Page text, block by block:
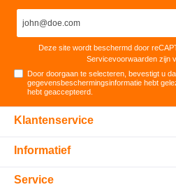
Deze site wordt beschermd door
Servicevoorwaarden zijn
Door doorgaan te selecteren, bevestigt u
gegevensbeschermingsinformatie hebt
hebt geaccepteerd
Klantenservice
Informatief
Service